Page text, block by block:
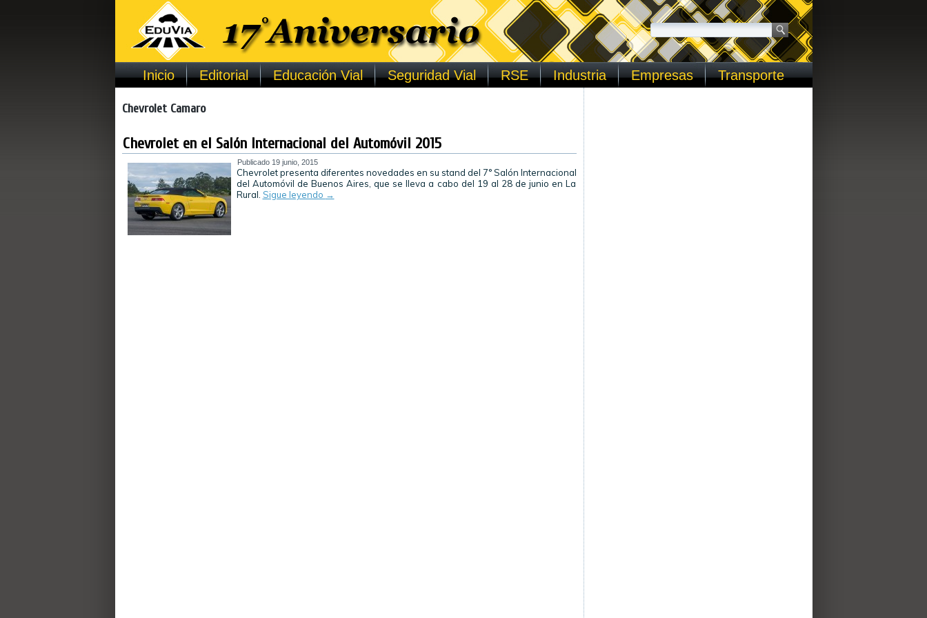
Inicio Editorial Educación Vial Seguridad Vial RSE Industria Empresas Transporte
Chevrolet Camaro
Chevrolet en el Salón Internacional del Automóvil 2015
Publicado 19 junio, 2015
Chevrolet presenta diferentes novedades en su stand del 7° Salón Internacional
del Automóvil de Buenos Aires, que se lleva a cabo del 19 al 28 de junio en La
Rural. Sigue leyendo →